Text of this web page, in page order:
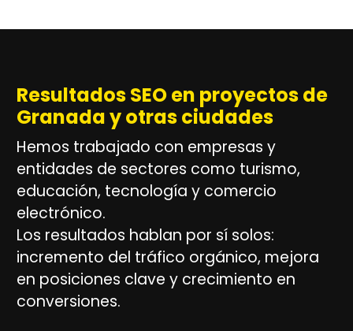
Resultados SEO en proyectos de
Granada y otras ciudades
Hemos trabajado con empresas y
entidades de sectores como turismo,
educación, tecnología y comercio
electrónico.
Los resultados hablan por sí solos:
incremento del tráfico orgánico, mejora
en posiciones clave y crecimiento en
conversiones.